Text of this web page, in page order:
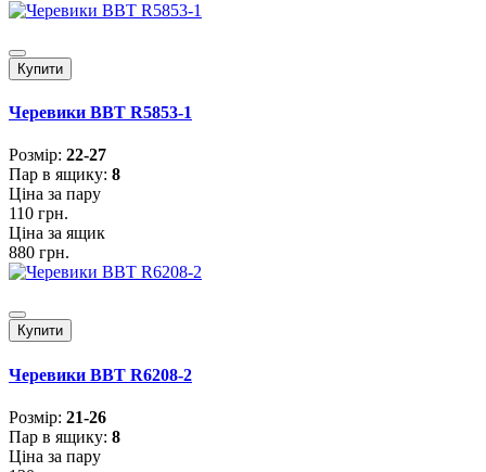
Купити
Черевики BBT R5853-1
Розмiр: 22-27
Пар в ящику: 8
Ціна за пару
110 грн.
Ціна за ящик
880 грн.
Купити
Черевики BBT R6208-2
Розмiр: 21-26
Пар в ящику: 8
Ціна за пару